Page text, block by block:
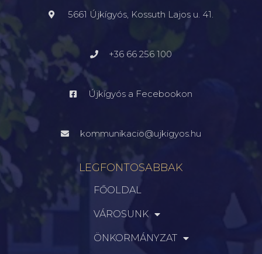
5661 Újkígyós, Kossuth Lajos u. 41.
+36 66 256 100
Újkígyós a Fecebookon
kommunikacio@ujkigyos.hu
LEGFONTOSABBAK
FŐOLDAL
VÁROSUNK
ÖNKORMÁNYZAT